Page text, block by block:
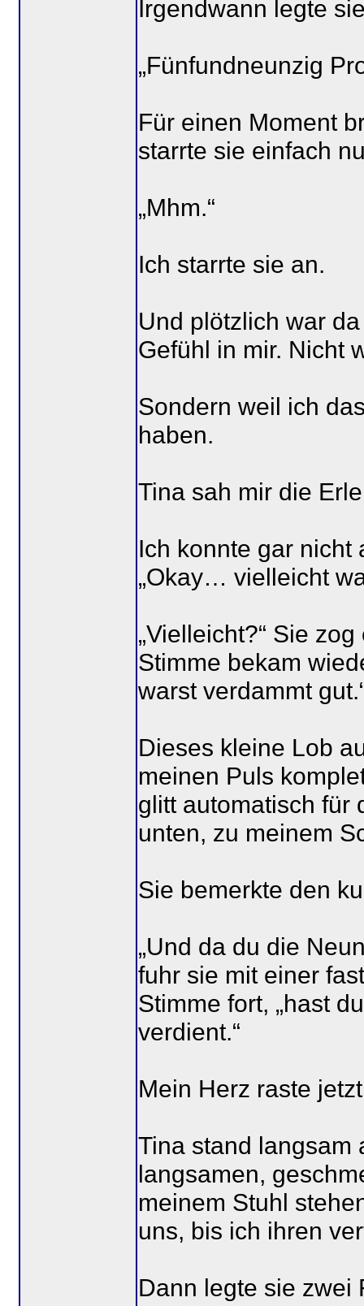
Irgendwann legte
„Fünfundneunzig
Für einen Moment
starrte sie einfach
„Mhm.“
Ich starrte sie an.
Und plötzlich war
Gefühl in mir. Nicht
Sondern weil ich
haben.
Tina sah mir die
Ich konnte gar nicht
„Okay… vielleicht
„Vielleicht?“ Sie
Stimme bekam
warst verdammt
Dieses kleine Lob
meinen Puls
glitt automatisch für
unten, zu meinem
Sie bemerkte den
„Und da du die
fuhr sie mit einer
Stimme fort, „hast
verdient.“
Mein Herz raste
Tina stand langsam
langsamen,
meinem Stuhl
uns, bis ich ihren
Dann legte sie zwei